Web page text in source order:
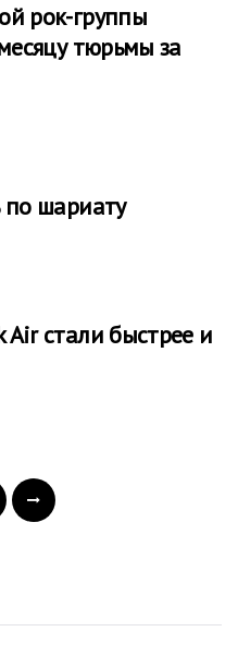
рок-группы
тюрьмы за
по шариату
стали быстрее и